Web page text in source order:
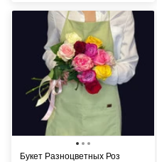
Букет Разноцветных Роз